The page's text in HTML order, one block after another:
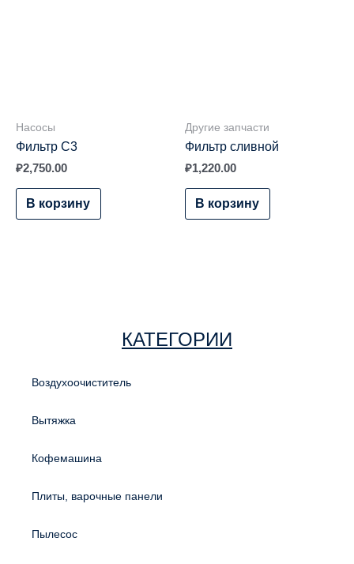
Насосы
Фильтр С3
₽2,750.00
В корзину
Другие запчасти
Фильтр сливной
₽1,220.00
В корзину
КАТЕГОРИИ
Воздухоочиститель
Вытяжка
Кофемашина
Плиты, варочные панели
Пылесос